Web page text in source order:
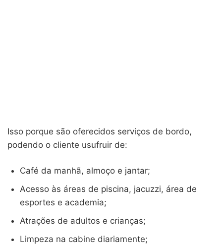
Isso porque são oferecidos serviços de bordo,
podendo o cliente usufruir de:
Café da manhã, almoço e jantar;
Acesso às áreas de piscina, jacuzzi, área de
esportes e academia;
Atrações de adultos e crianças;
Limpeza na cabine diariamente;